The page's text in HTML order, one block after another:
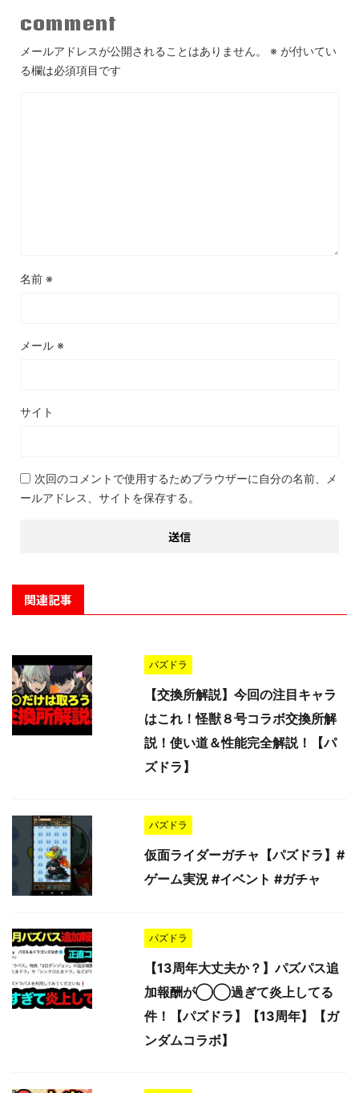
comment
メールアドレスが公開されることはありません。 ※ が付いてい
る欄は必須項目です
名前 ※
メール ※
サイト
次回のコメントで使用するためブラウザーに自分の名前、メ
ールアドレス、サイトを保存する。
関連記事
パズドラ
【交換所解説】今回の注目キャラ
はこれ！怪獣８号コラボ交換所解
説！使い道＆性能完全解説！【パ
ズドラ】
パズドラ
仮面ライダーガチャ【パズドラ】#
ゲーム実況 #イベント #ガチャ
パズドラ
【13周年大丈夫か？】パズパス追
加報酬が◯◯過ぎて炎上してる
件！【パズドラ】【13周年】【ガ
ンダムコラボ】